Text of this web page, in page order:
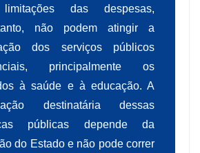
das despesas,
não podem atingir a
dos serviços públicos
principalmente os
à saúde e à educação. A
destinatária dessas
públicas depende da
do Estado e não pode correr